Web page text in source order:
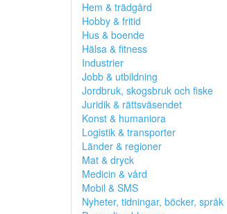
Hem & trädgård
Hobby & fritid
Hus & boende
Hälsa & fitness
Industrier
Jobb & utbildning
Jordbruk, skogsbruk och fiske
Juridik & rättsväsendet
Konst & humaniora
Logistik & transporter
Länder & regioner
Mat & dryck
Medicin & vård
Mobil & SMS
Nyheter, tidningar, böcker, språk